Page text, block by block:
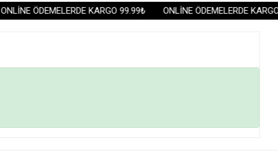
ONLİNE ÖDEMELERDE KARGO 99.99₺ ONLİNE ÖDEMELERDE